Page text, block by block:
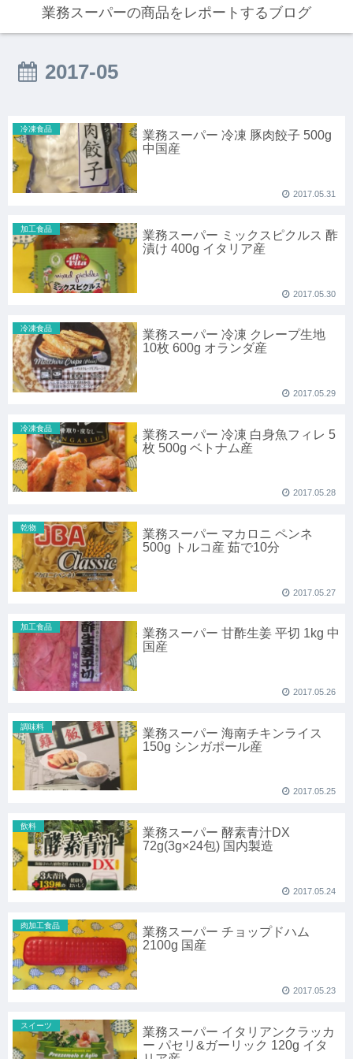
業務スーパーの商品をレポートするブログ
2017-05
冷凍食品
業務スーパー 冷凍 豚肉餃子 500g
中国産
2017.05.31
加工食品
業務スーパー ミックスピクルス 酢
漬け 400g イタリア産
2017.05.30
冷凍食品
業務スーパー 冷凍 クレープ生地
10枚 600g オランダ産
2017.05.29
冷凍食品
業務スーパー 冷凍 白身魚フィレ 5
枚 500g ベトナム産
2017.05.28
乾物
業務スーパー マカロニ ペンネ
500g トルコ産 茹で10分
2017.05.27
加工食品
業務スーパー 甘酢生姜 平切 1kg 中
国産
2017.05.26
調味料
業務スーパー 海南チキンライス
150g シンガポール産
2017.05.25
飲料
業務スーパー 酵素青汁DX
72g(3g×24包) 国内製造
2017.05.24
肉加工食品
業務スーパー チョップドハム
2100g 国産
2017.05.23
スイーツ
業務スーパー イタリアンクラッカ
ー パセリ&ガーリック 120g イタ